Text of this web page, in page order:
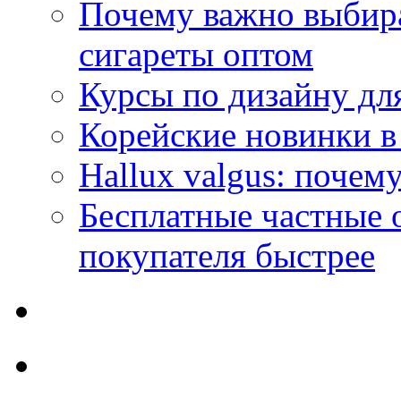
Почему важно
сигареты оптом
Курсы по дизайну
Корейские новинки
Hallux valgus: почему
Бесплатные частные
покупателя быстрее